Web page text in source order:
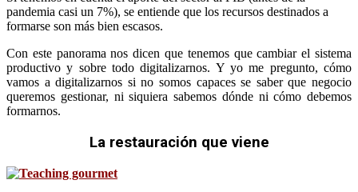
pandemia casi un 7%), se entiende que los recursos destinados a
formarse son más bien escasos.
Con este panorama nos dicen que tenemos que cambiar el sistema
productivo y sobre todo digitalizarnos. Y yo me pregunto, cómo
vamos a digitalizarnos si no somos capaces se saber que negocio
queremos gestionar, ni siquiera sabemos dónde ni cómo debemos
formarnos.
La restauración que viene